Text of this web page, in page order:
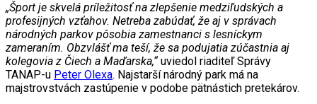
„Šport je skvelá príležitosť na zlepšenie medziľudských a
profesijných vzťahov. Netreba zabúdať, že aj v správach
národných parkov pôsobia zamestnanci s lesníckym
zameraním. Obzvlášť ma teší, že sa podujatia zúčastnia aj
kolegovia z Čiech a Maďarska,“ uviedol riaditeľ Správy
TANAP-u Peter Olexa. Najstarší národný park má na
majstrovstvách zastúpenie v podobe pätnástich pretekárov.